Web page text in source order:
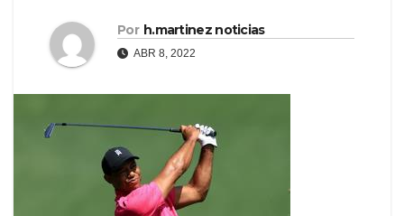
Por h.martinez noticias
ABR 8, 2022